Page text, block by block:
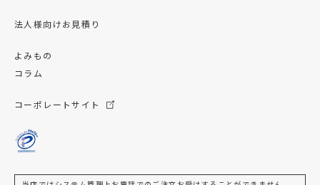
法人様向けお見積り
よみもの
コラム
コーポレートサイト